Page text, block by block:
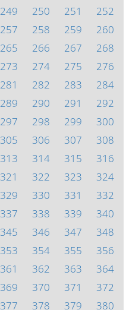
249 250 251
252
257 258 259
260
265 266 267
268
273 274 275
276
281 282 283
284
289 290 291
292
297 298 299
300
305 306 307
308
313 314 315
316
321 322 323
324
329 330 331
332
337 338 339
340
345 346 347
348
353 354 355
356
361 362 363
364
369 370 371
372
377 378 379 380